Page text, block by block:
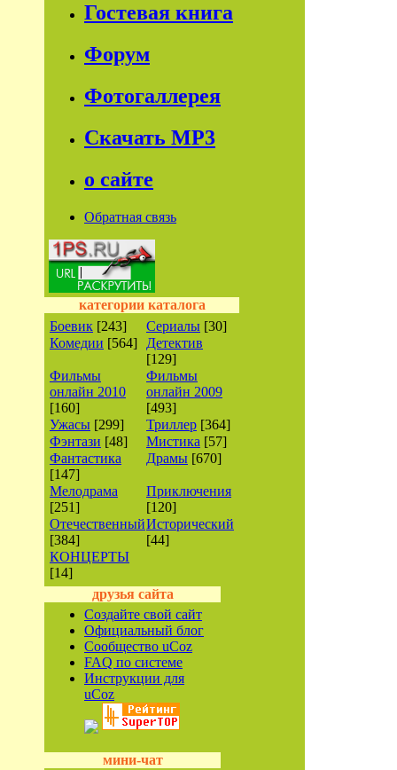
Гостевая книга
Форум
Фотогаллерея
Скачать МР3
о сайте
Обратная связь
категории каталога
Боевик [243] Сериалы [30]
Комедии [564]
Детектив
[129]
Фильмы
онлайн 2010
[160]
Фильмы
онлайн 2009
[493]
Ужасы [299] Триллер [364]
Фэнтази [48] Мистика [57]
Фантастика
[147]
Драмы [670]
Мелодрама
[251]
Приключения
[120]
Отечественный
[384]
Исторический
[44]
КОНЦЕРТЫ
[14]
друзья сайта
Создайте свой сайт
Официальный блог
Сообщество uCoz
FAQ по системе
Инструкции для
uCoz
мини-чат